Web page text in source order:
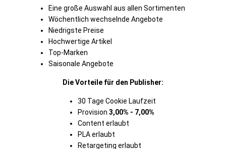
Eine große Auswahl aus allen Sortimenten
Wöchentlich wechselnde Angebote
Niedrigste Preise
Hochwertige Artikel
Top-Marken
Saisonale Angebote
Die Vorteile für den Publisher:
30 Tage Cookie Laufzeit
Provision 3,00% - 7,00%
Content erlaubt
PLA erlaubt
Retargeting erlaubt